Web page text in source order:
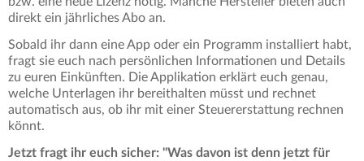
direkt ein jährliches Abo an.
Sobald ihr dann eine App oder ein Programm installiert habt,
fragt sie euch nach persönlichen Informationen und Details
zu euren Einkünften. Die Applikation erklärt euch genau,
welche Unterlagen ihr bereithalten müsst und rechnet
automatisch aus, ob ihr mit einer Steuererstattung rechnen
könnt.
Jetzt fragt ihr euch sicher: "Was davon ist denn jetzt für